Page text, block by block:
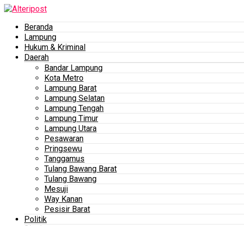
Beranda
Lampung
Hukum & Kriminal
Daerah
Bandar Lampung
Kota Metro
Lampung Barat
Lampung Selatan
Lampung Tengah
Lampung Timur
Lampung Utara
Pesawaran
Pringsewu
Tanggamus
Tulang Bawang Barat
Tulang Bawang
Mesuji
Way Kanan
Pesisir Barat
Politik